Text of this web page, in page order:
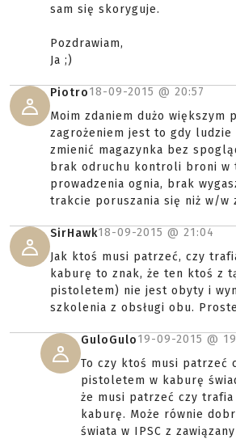
sam się skoryguje.
Pozdrawiam,
Ja ;)
Piotro18-09-2015 @ 20:57
Moim zdaniem dużo większym
zagrożeniem jest to gdy
zmienić magazynka bez
brak odruchu kontroli broni w
prowadzenia ognia, brak
trakcie poruszania się niż w/w
SirHawk18-09-2015 @ 21:04
Jak ktoś musi patrzeć, czy
kaburę to znak, że ten ktoś z
pistoletem) nie jest obyty i
szkolenia z obsługi obu.
GuloGulo19-09-2015 @
To czy ktoś musi patrzeć
pistoletem w kaburę
że musi patrzeć czy
kaburę. Może równie
świata w IPSC z